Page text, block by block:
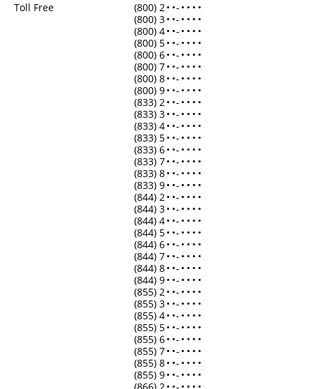
Toll Free
(800) 2• •- • • • •
(800) 3• •- • • • •
(800) 4• •- • • • •
(800) 5• •- • • • •
(800) 6• •- • • • •
(800) 7• •- • • • •
(800) 8• •- • • • •
(800) 9• •- • • • •
(833) 2• •- • • • •
(833) 3• •- • • • •
(833) 4• •- • • • •
(833) 5• •- • • • •
(833) 6• •- • • • •
(833) 7• •- • • • •
(833) 8• •- • • • •
(833) 9• •- • • • •
(844) 2• •- • • • •
(844) 3• •- • • • •
(844) 4• •- • • • •
(844) 5• •- • • • •
(844) 6• •- • • • •
(844) 7• •- • • • •
(844) 8• •- • • • •
(844) 9• •- • • • •
(855) 2• •- • • • •
(855) 3• •- • • • •
(855) 4• •- • • • •
(855) 5• •- • • • •
(855) 6• •- • • • •
(855) 7• •- • • • •
(855) 8• •- • • • •
(855) 9• •- • • • •